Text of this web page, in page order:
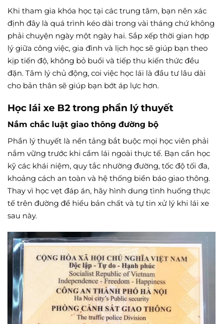
Khi tham gia khóa học tại các trung tâm, bạn nên xác
định đây là quá trình kéo dài trong vài tháng chứ không
phải chuyện ngày một ngày hai. Sắp xếp thời gian hợp
lý giữa công việc, gia đình và lịch học sẽ giúp bạn theo
kịp tiến độ, không bỏ buổi và tiếp thu kiến thức đều
đặn. Tâm lý chủ động, coi việc học lái là đầu tư lâu dài
cho bản thân sẽ giúp bạn bớt áp lực hơn.
Học lái xe B2 trong phần lý thuyết
Nắm chắc luật giao thông đường bộ
Phần lý thuyết là nền tảng bắt buộc mọi học viên phải
nắm vững trước khi cầm lái ngoài thực tế. Bạn cần học
kỹ các khái niệm, quy tắc nhường đường, tốc độ tối đa,
khoảng cách an toàn và hệ thống biển báo giao thông.
Thay vì học vẹt đáp án, hãy hình dung tình huống thực
tế trên đường để hiểu bản chất và tự tin xử lý khi lái xe
sau này.